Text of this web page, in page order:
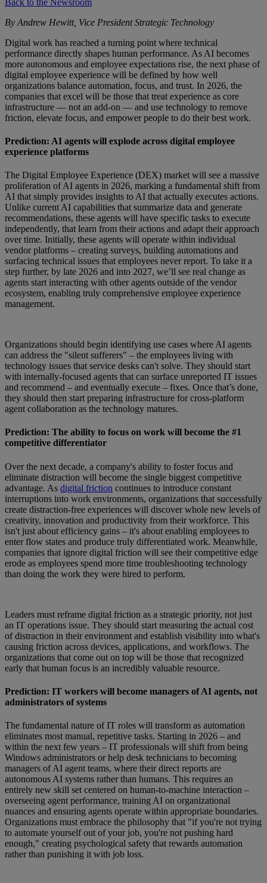
By Andrew Hewitt, Vice President Strategic Technology
Digital work has reached a turning point where technical
performance directly shapes human performance. As AI becomes
more autonomous and employee expectations rise, the next phase of
digital employee experience will be defined by how well
organizations balance automation, focus, and trust. In 2026, the
companies that excel will be those that treat experience as core
infrastructure — not an add-on — and use technology to remove
friction, elevate focus, and empower people to do their best work.
Prediction: AI agents will explode across digital employee
experience platforms
The Digital Employee Experience (DEX) market will see a massive
proliferation of AI agents in 2026, marking a fundamental shift from
AI that simply provides insights to AI that actually executes actions.
Unlike current AI capabilities that summarize data and generate
recommendations, these agents will have specific tasks to execute
independently, that learn from their actions and adapt their approach
over time. Initially, these agents will operate within individual
vendor platforms – creating surveys, building automations and
surfacing technical issues that employees never report. To take it a
step further, by late 2026 and into 2027, we’ll see real change as
agents start interacting with other agents outside of the vendor
ecosystem, enabling truly comprehensive employee experience
management.
Organizations should begin identifying use cases where AI agents
can address the "silent sufferers" – the employees living with
technology issues that service desks can't solve. They should start
with internally-focused agents that can surface unreported IT issues
and recommend – and eventually execute – fixes. Once that’s done,
they should then start preparing infrastructure for cross-platform
agent collaboration as the technology matures.
Prediction: The ability to focus on work will become the #1
competitive differentiator
Over the next decade, a company's ability to foster focus and
eliminate distraction will become the single biggest competitive
advantage. As digital friction continues to introduce constant
interruptions into work environments, organizations that successfully
create distraction-free experiences will discover whole new levels of
creativity, innovation and productivity from their workforce. This
isn't just about efficiency gains – it's about enabling employees to
enter flow states and produce truly differentiated work. Meanwhile,
companies that ignore digital friction will see their competitive edge
erode as employees spend more time troubleshooting technology
than doing the work they were hired to perform.
Leaders must reframe digital friction as a strategic priority, not just
an IT operations issue. They should start measuring the actual cost
of distraction in their environment and establish visibility into what's
causing friction across devices, applications, and workflows. The
organizations that come out on top will be those that recognized
early that human focus is an incredibly valuable resource.
Prediction: IT workers will become managers of AI agents, not
administrators of systems
The fundamental nature of IT roles will transform as automation
eliminates most manual, repetitive tasks. Starting in 2026 – and
within the next few years – IT professionals will shift from being
Windows administrators or help desk technicians to becoming
managers of AI agent teams, where their direct reports are
autonomous AI systems rather than humans. This requires an
entirely new skill set centered on human-to-machine interaction –
overseeing agent performance, training AI on organizational
nuances and ensuring agents operate within appropriate boundaries.
Organizations must embrace the philosophy that "if you're not trying
to automate yourself out of your job, you're not pushing hard
enough," creating psychological safety that rewards automation
rather than punishing it with job loss.